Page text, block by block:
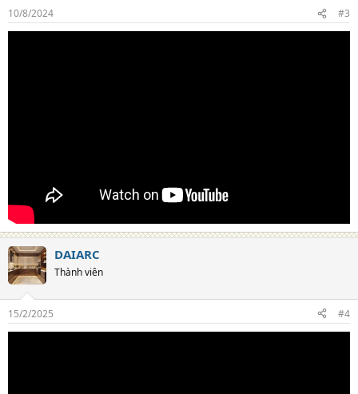
10/8/2024 #3
DAIARC
Thành viên
15/2/2025 #4